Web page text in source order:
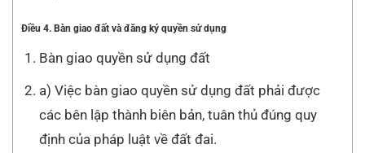
Điều 4. Bàn giao đất và đăng ký quyền sử dụng
Bàn giao quyền sử dụng đất
a) Việc bàn giao quyền sử dụng đất phải được
các bên lập thành biên bản, tuân thủ đúng quy
định của pháp luật về đất đai.